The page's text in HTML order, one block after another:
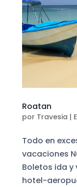
Roatan
por Travesia |
Todo en
vacaciones
Boletos ida
hotel-